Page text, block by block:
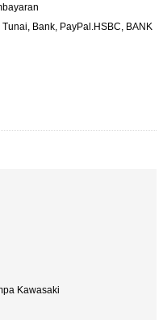
Bank, PayPal.HSBC, BANK
Kawasaki